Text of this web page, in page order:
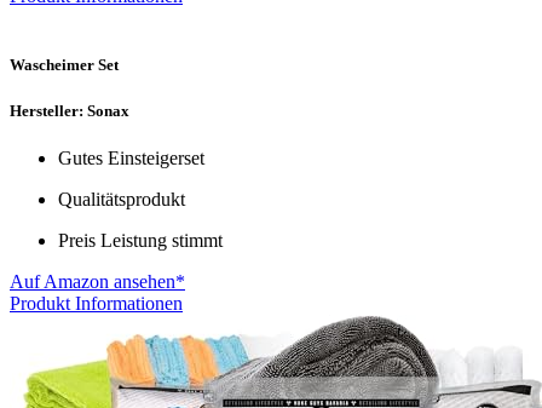
Wascheimer Set
Hersteller: Sonax
Gutes Einsteigerset
Qualitätsprodukt
Preis Leistung stimmt
Auf Amazon ansehen*
Produkt Informationen